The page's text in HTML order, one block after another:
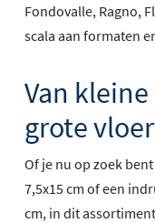
Fondovalle, Ragno,
scala aan formaten
Van
grote
Of je nu op zoek
7,5x15 cm of een
cm, in dit